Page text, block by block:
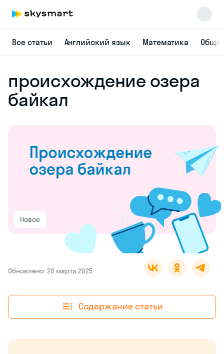
Все статьи Английский язык Математика
происхождение озера
байкал
Новое
Обновлено: 20 марта 2025
Содержание статьи